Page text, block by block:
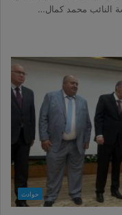
النائب محمد كمال…
حوادث